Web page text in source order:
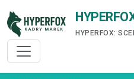
HYPERFOX: